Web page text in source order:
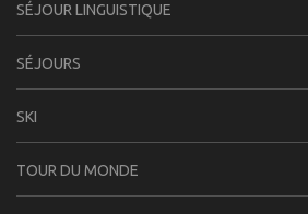
SÉJOUR LINGUISTIQUE
SÉJOURS
SKI
TOUR DU MONDE